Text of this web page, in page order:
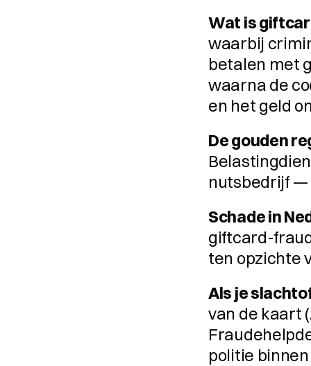
Wat is
waarbij
betalen met
waarna de
en het geld
De gouden
nutsbedrijf —
Schade in
giftcard-
ten opzichte
Als je
van de kaart
politie binnen